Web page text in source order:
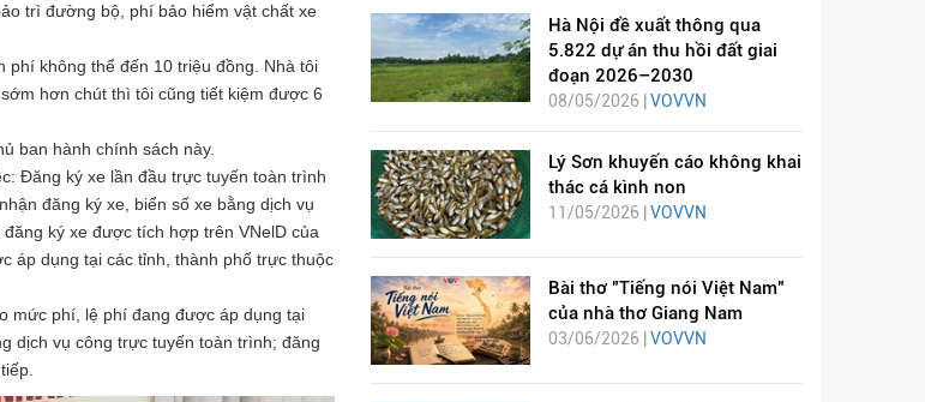
trì đường bộ, phí bảo hiểm vật chất xe
phí không thể đến 10 triệu đồng. Nhà tôi
hơn chút thì tôi cũng tiết kiệm được 6
ban hành chính sách này.
Đăng ký xe lần đầu trực tuyến toàn trình
đăng ký xe, biển số xe bằng dịch vụ
ký xe được tích hợp trên VNelD của
áp dụng tại các tỉnh, thành phố trực thuộc
mức phí, lệ phí đang được áp dụng tại
dịch vụ công trực tuyến toàn trình; đăng
Hà Nội đề xuất thông qua
5.822 dự án thu hồi đất giai
đoạn 2026–2030
08/05/2026 | VOVVN
Lý Sơn khuyến cáo không khai
thác cá kình non
11/05/2026 | VOVVN
Bài thơ "Tiếng nói Việt Nam"
của nhà thơ Giang Nam
03/06/2026 | VOVVN